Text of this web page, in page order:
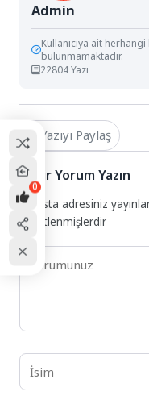
Admin
Kullanıcıya ait
bulunmamaktadır.
22804 Yazı
Yazıyı Paylaş
Bir Yorum Yazın
E-posta adresiniz
işaretlenmişlerdir
0